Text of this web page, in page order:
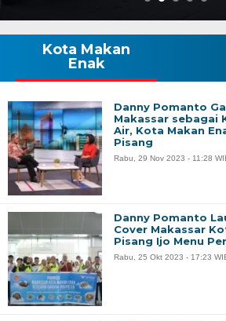
Kota Makan
Enak
Danny Pomanto
Makassar sebagai
Air, Kota Makan
Pisang
Rabu, 29 Nov 2023 - 11:28
Danny Pomanto
Cover Makassar
Pisang Ijo Menu
Rabu, 25 Okt 2023 - 17:23